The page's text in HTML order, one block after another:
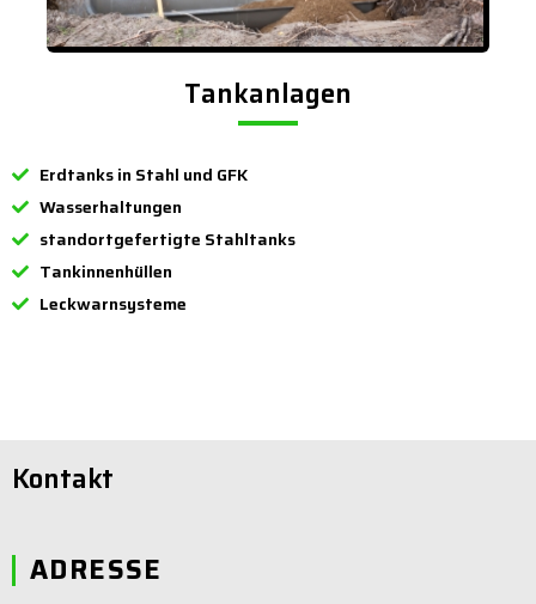
Tankanlagen
Erdtanks in Stahl und GFK
Wasserhaltungen
standortgefertigte Stahltanks
Tankinnenhüllen
Leckwarnsysteme
Kontakt
ADRESSE